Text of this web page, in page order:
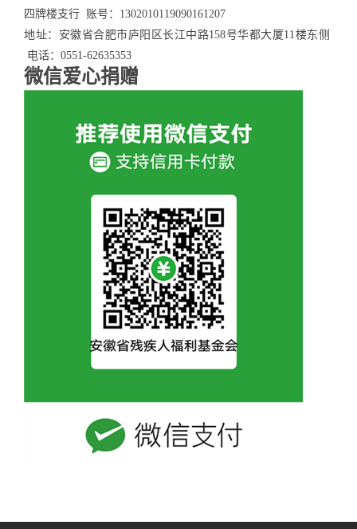
四牌楼支行 账号：1302010119090161207
地址：安徽省合肥市庐阳区长江中路158号华都大厦11楼东侧
电话：0551-62635353
微信爱心捐赠